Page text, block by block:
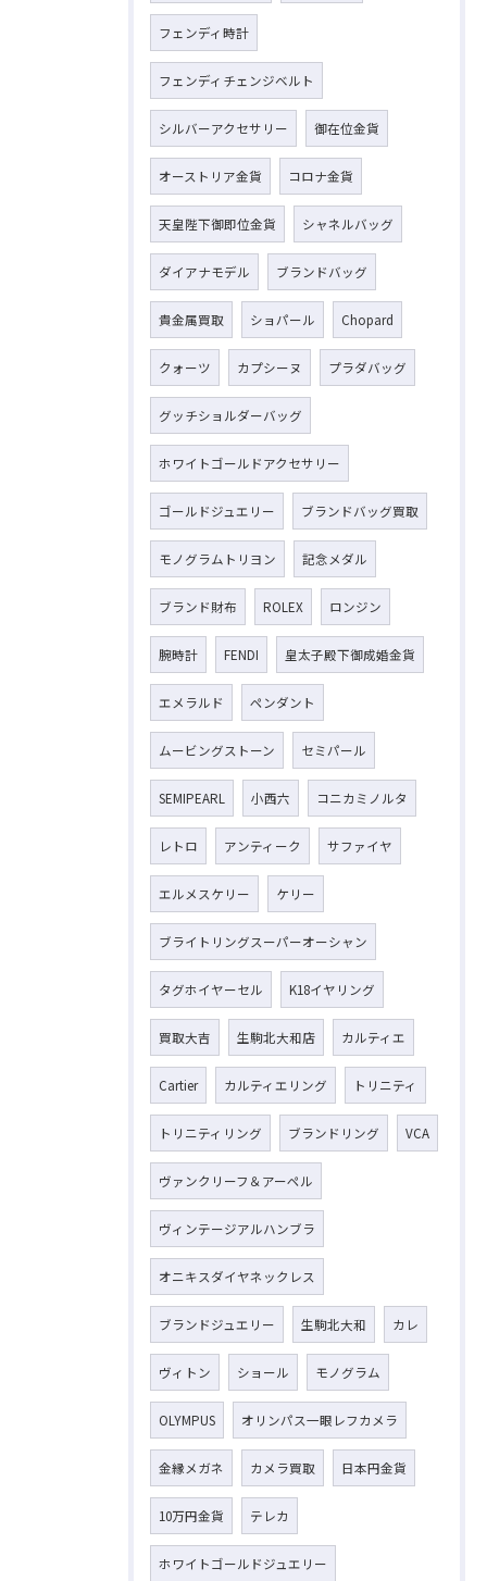
フェンディ時計
フェンディチェンジベルト
シルバーアクセサリー 御在位金貨
オーストリア金貨 コロナ金貨
天皇陛下御即位金貨 シャネルバッグ
ダイアナモデル ブランドバッグ
貴金属買取 ショパール Chopard
クォーツ カプシーヌ プラダバッグ
グッチショルダーバッグ
ホワイトゴールドアクセサリー
ゴールドジュエリー ブランドバッグ買取
モノグラムトリヨン 記念メダル
ブランド財布 ROLEX ロンジン
腕時計 FENDI 皇太子殿下御成婚金貨
エメラルド ペンダント
ムービングストーン セミパール
SEMIPEARL 小西六 コニカミノルタ
レトロ アンティーク サファイヤ
エルメスケリー ケリー
ブライトリングスーパーオーシャン
タグホイヤーセル K18イヤリング
買取大吉 生駒北大和店 カルティエ
Cartier カルティエリング トリニティ
トリニティリング ブランドリング VCA
ヴァンクリーフ＆アーペル
ヴィンテージアルハンブラ
オニキスダイヤネックレス
ブランドジュエリー 生駒北大和 カレ
ヴィトン ショール モノグラム
OLYMPUS オリンパス一眼レフカメラ
金縁メガネ カメラ買取 日本円金貨
10万円金貨 テレカ
ホワイトゴールドジュエリー